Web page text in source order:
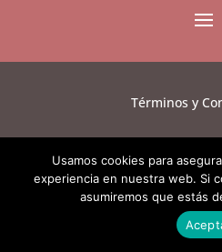
Términos y
F.A.Q.
Aviso de
Usamos cookies para
experiencia en nuestra web. Si
asumiremos que estás